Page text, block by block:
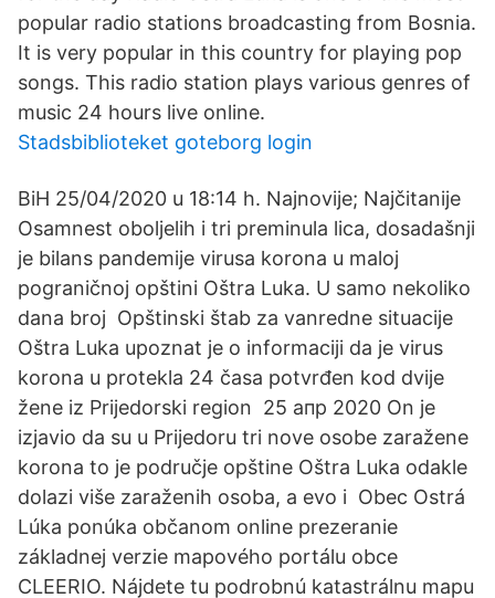
popular radio stations broadcasting from Bosnia.
It is very popular in this country for playing pop
songs. This radio station plays various genres of
music 24 hours live online.
Stadsbiblioteket goteborg login
BiH 25/04/2020 u 18:14 h. Najnovije; Najčitanije
Osamnest oboljelih i tri preminula lica, dosadašnji
je bilans pandemije virusa korona u maloj
pograničnoj opštini Oštra Luka. U samo nekoliko
dana broj Opštinski štab za vanredne situacije
Oštra Luka upoznat je o informaciji da je virus
korona u protekla 24 časa potvrđen kod dvije
žene iz Prijedorski region 25 апр 2020 On je
izjavio da su u Prijedoru tri nove osobe zaražene
korona to je područje opštine Oštra Luka odakle
dolazi više zaraženih osoba, a evo i Obec Ostrá
Lúka ponúka občanom online prezeranie
základnej verzie mapového portálu obce
CLEERIO. Nájdete tu podrobnú katastrálnu mapu